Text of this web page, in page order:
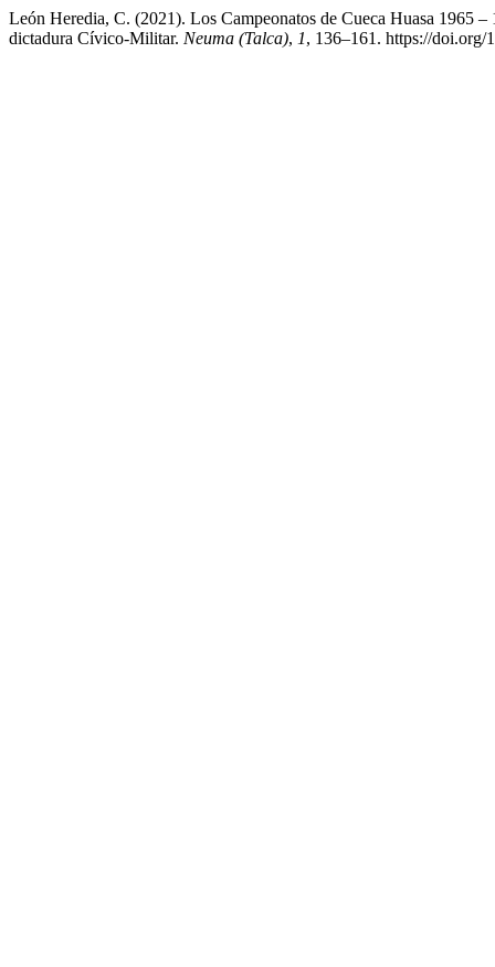
León Heredia, C. (2021). Los Campeonatos de Cueca Huasa 1965
dictadura Cívico-Militar. Neuma (Talca), 1, 136–161. https://doi.org/